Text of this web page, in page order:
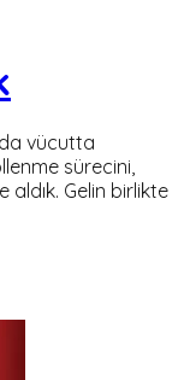
vücutta
sürecini,
aldık. Gelin birlikte